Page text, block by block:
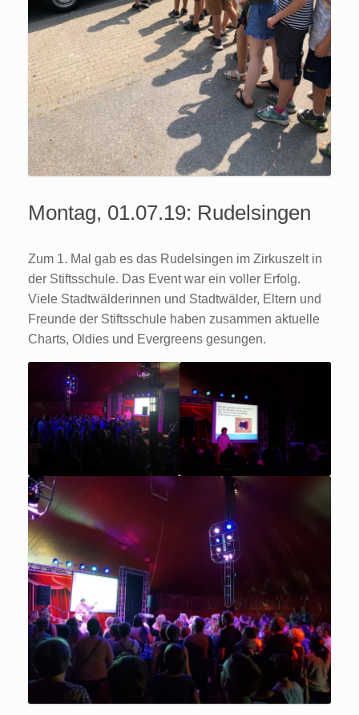
Montag, 01.07.19: Rudelsingen
Zum 1. Mal gab es das Rudelsingen im Zirkuszelt in
der Stiftsschule. Das Event war ein voller Erfolg.
Viele Stadtwälderinnen und Stadtwälder, Eltern und
Freunde der Stiftsschule haben zusammen aktuelle
Charts, Oldies und Evergreens gesungen.